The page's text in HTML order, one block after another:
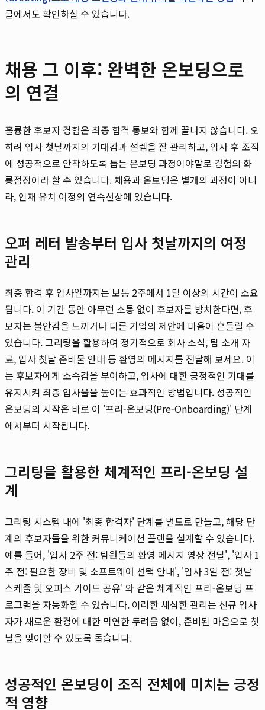
클에서도 확인하실 수 있습니다.
채용 그 이후: 완벽한 온보딩으로
의 연결
훌륭한 후보자 경험은 최종 합격 통보와 함께 끝나지 않습니다. 오
히려 입사 첫날까지의 기대감과 설렘을 잘 관리하고, 입사 후 조직
에 성공적으로 안착하도록 돕는 온보딩 과정이야말로 경험의 화
룡점정이라 할 수 있습니다. 채용과 온보딩은 별개의 과정이 아니
라, 인재 유치 여정의 연속선상에 있습니다.
오퍼 레터 발송부터 입사 첫날까지의 여정
관리
최종 합격 후 입사일까지는 보통 2주에서 1달 이상의 시간이 소요
됩니다. 이 기간 동안 아무런 소통 없이 후보자를 방치한다면, 후
보자는 불안감을 느끼거나 다른 기업의 제안에 마음이 흔들릴 수
있습니다. 그리팅을 활용하여 정기적으로 회사 소식, 팀 소개 자
료, 입사 첫날 준비물 안내 등 환영의 메시지를 전달해 보세요. 이
는 후보자에게 소속감을 부여하고, 입사에 대한 긍정적인 기대를
유지시켜 최종 입사율을 높이는 효과적인 방법입니다. 성공적인
온보딩의 시작은 바로 이 '프리-온보딩(Pre-Onboarding)' 단계
에서부터 시작됩니다.
그리팅을 활용한 체계적인 프리-온보딩 설
계
그리팅 시스템 내에 '최종 합격자' 단계를 별도로 만들고, 해당 단
계의 후보자들을 위한 커뮤니케이션 플랜을 설계할 수 있습니다.
예를 들어, '입사 2주 전: 팀원들의 환영 메시지 영상 전달', '입사 1
주 전: 필요한 장비 및 소프트웨어 선택 안내', '입사 3일 전: 첫날
스케줄 및 오피스 가이드 공유' 와 같은 체계적인 프리-온보딩 프
로그램을 자동화할 수 있습니다. 이러한 세심한 관리는 신규 입사
자가 새로운 환경에 대한 막연한 두려움 없이, 준비된 마음으로 첫
날을 맞이할 수 있도록 돕습니다.
성공적인 온보딩이 조직 전체에 미치는 긍정
적 영향